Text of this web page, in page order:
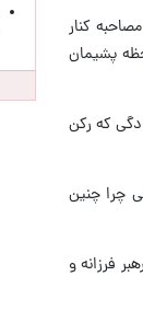
کنار
پشیمان
که رکن
چرا چنین
فرزانه و